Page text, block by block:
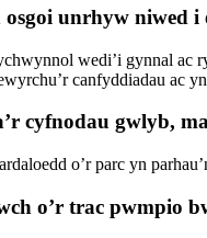
unrhyw niwed i
wedi’i gynnal ac
canfyddiadau ac
cyfnodau gwlyb,
o’r parc yn
o’r trac pwmpio